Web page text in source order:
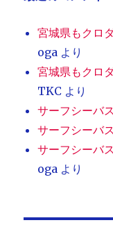
宮城県もクロ
oga より
宮城県もクロ
TKC より
サーフシーバ
サーフシーバ
サーフシーバ
oga より